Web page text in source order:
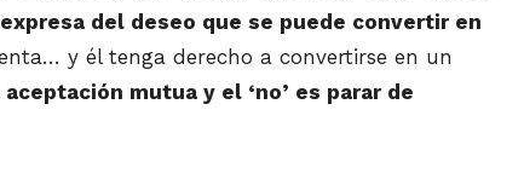
del deseo que se puede convertir en
y él tenga derecho a convertirse en un
aceptación mutua y el ‘no’ es parar de